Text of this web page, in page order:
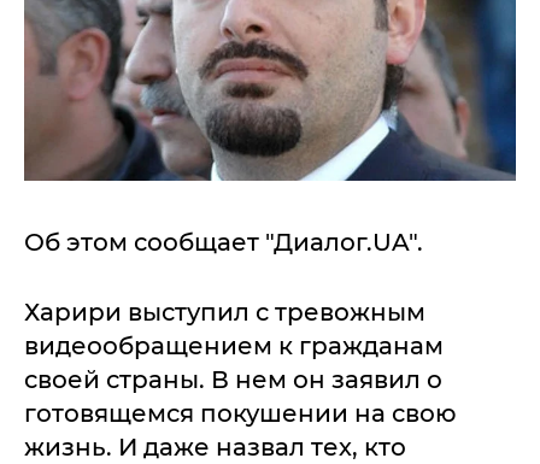
Об этом сообщает "Диалог.UA".
Харири выступил с тревожным
видеообращением к гражданам
своей страны. В нем он заявил о
готовящемся покушении на свою
жизнь. И даже назвал тех, кто